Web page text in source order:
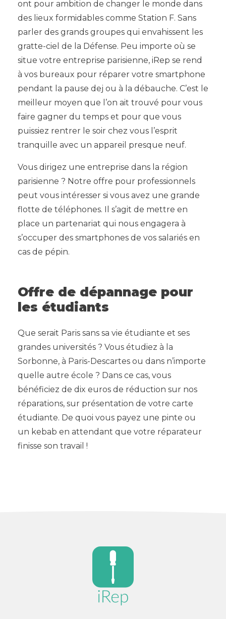
ont pour ambition de changer le monde dans
des lieux formidables comme Station F. Sans
parler des grands groupes qui envahissent les
gratte-ciel de la Défense. Peu importe où se
situe votre entreprise parisienne, iRep se rend
à vos bureaux pour réparer votre smartphone
pendant la pause dej ou à la débauche. C’est le
meilleur moyen que l’on ait trouvé pour vous
faire gagner du temps et pour que vous
puissiez rentrer le soir chez vous l’esprit
tranquille avec un appareil presque neuf.
Vous dirigez une entreprise dans la région
parisienne ? Notre offre pour professionnels
peut vous intéresser si vous avez une grande
flotte de téléphones. Il s’agit de mettre en
place un partenariat qui nous engagera à
s’occuper des smartphones de vos salariés en
cas de pépin.
Offre de dépannage pour
les étudiants
Que serait Paris sans sa vie étudiante et ses
grandes universités ? Vous étudiez à la
Sorbonne, à Paris-Descartes ou dans n’importe
quelle autre école ? Dans ce cas, vous
bénéficiez de dix euros de réduction sur nos
réparations, sur présentation de votre carte
étudiante. De quoi vous payez une pinte ou
un kebab en attendant que votre réparateur
finisse son travail !